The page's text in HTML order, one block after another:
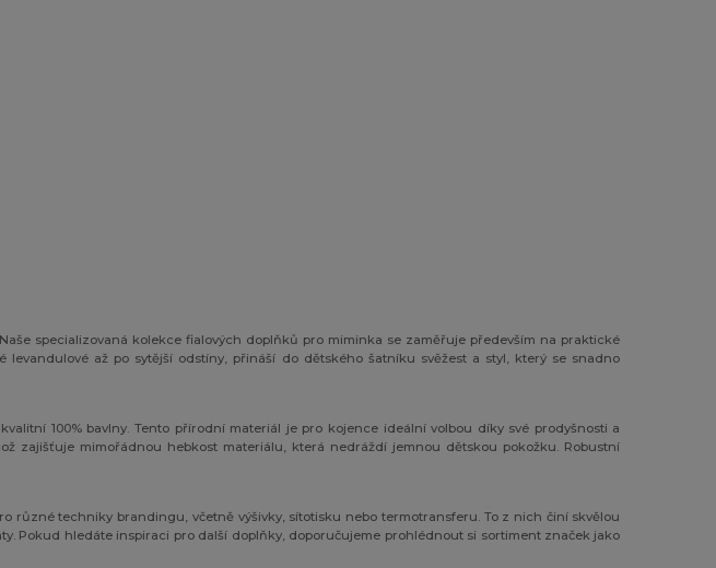
specializovaná kolekce fialových doplňků pro miminka se zaměřuje především na praktické
až po sytější odstíny, přináší do dětského šatníku svěžest a styl, který se snadno
kvalitní 100% bavlny. Tento přírodní materiál je pro kojence ideální volbou díky své prodyšnosti a
zajišťuje mimořádnou hebkost materiálu, která nedráždí jemnou dětskou pokožku. Robustní
různé techniky brandingu, včetně výšivky, sítotisku nebo termotransferu. To z nich činí skvělou
Pokud hledáte inspiraci pro další doplňky, doporučujeme prohlédnout si sortiment značek jako